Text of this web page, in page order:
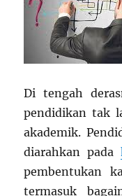
Di tengah
pendidikan tak
akademik.
diarahkan pada
pembentukan
termasuk